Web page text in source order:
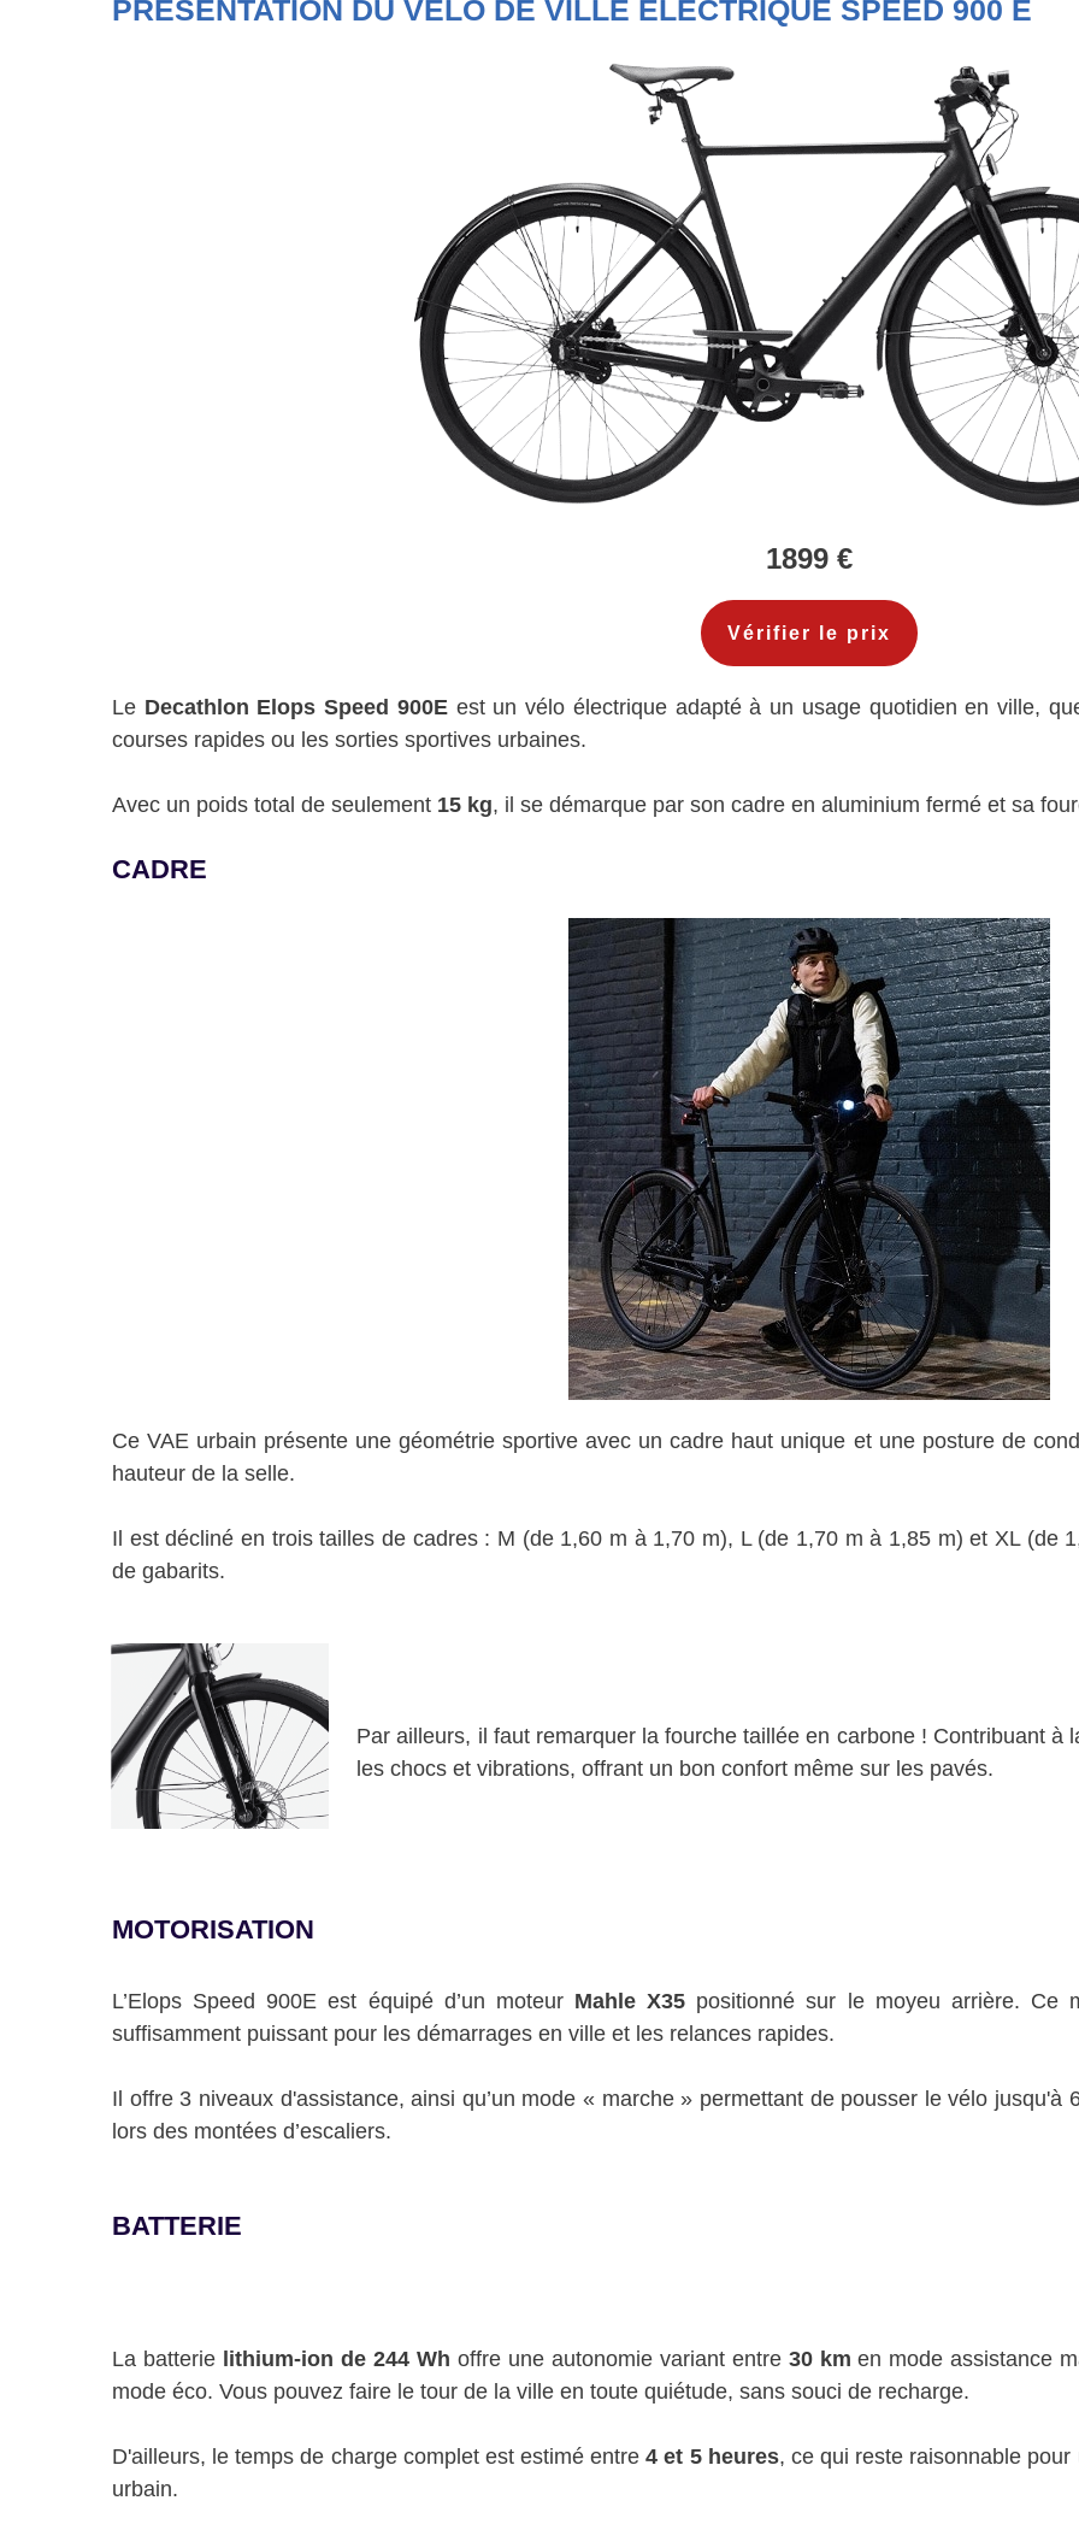
PRÉSENTATION DU VÉLO DE VILLE ÉLECTRIQUE SPEED 900 E
1899 €
Vérifier le prix
Le Decathlon Elops Speed 900Eest un vélo électrique adapté à un usage quotidien en ville,
courses rapides ou les sorties sportives urbaines.
Avec un poids total de seulement 15 kg, il se démarque par son cadre en aluminium fermé et sa
CADRE
Ce VAE urbain présente une géométrie sportive avec un cadre haut unique et une posture de
hauteur de la selle.
Il est décliné en trois tailles de cadres : M (de 1,60 m à 1,70 m), L (de 1,70 m à 1,85 m) et XL (de
de gabarits.
Par ailleurs, il faut remarquer la fourche taillée en carbone ! Contribuant à
les chocs et vibrations, offrant un bon confort même sur les pavés.
MOTORISATION
L’Elops Speed 900E est équipé d’un moteur Mahle X35 positionné sur le moyeu arrière. Ce
suffisamment puissant pour les démarrages en ville et les relances rapides.
Il offre 3 niveaux d'assistance, ainsi qu’un mode « marche » permettant de pousser le vélo
lors des montées d’escaliers.
BATTERIE
La batterie lithium-ion de 244 Wh offre une autonomie variant entre 30 km en mode assistance
mode éco. Vous pouvez faire le tour de la ville en toute quiétude, sans souci de recharge.
D'ailleurs, le temps de charge complet est estimé entre4 et 5 heures, ce qui reste raisonnable
urbain.